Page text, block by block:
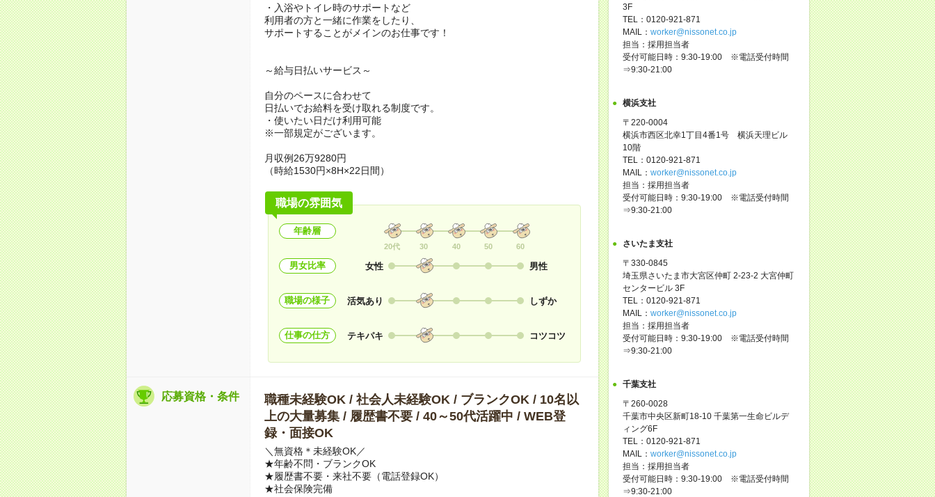
・入浴やトイレ時のサポートなど
利用者の方と一緒に作業をしたり、
サポートすることがメインのお仕事です！
～給与日払いサービス～
自分のペースに合わせて
日払いでお給料を受け取れる制度です。
・使いたい日だけ利用可能
※一部規定がございます。
月収例26万9280円
（時給1530円×8H×22日間）
職場の雰囲気
年齢層
20代 30 40 50 60
男女比率 女性 男性
職場の様子 活気あり しずか
仕事の仕方 テキパキ コツコツ
応募資格・条件
職種未経験OK / 社会人未経験OK / ブランクOK / 10名以
上の大量募集 / 履歴書不要 / 40～50代活躍中 / WEB登
録・面接OK
＼無資格＊未経験OK／
★年齢不問・ブランクOK
★履歴書不要・来社不要（電話登録OK）
★社会保険完備
3F
TEL：0120-921-871
MAIL： worker@nissonet.co.jp
担当：採用担当者
受付可能日時：9:30-19:00 ※電話受付時間
⇒9:30-21:00
横浜支社
〒220-0004
横浜市西区北幸1丁目4番1号 横浜天理ビル
10階
TEL：0120-921-871
MAIL： worker@nissonet.co.jp
担当：採用担当者
受付可能日時：9:30-19:00 ※電話受付時間
⇒9:30-21:00
さいたま支社
〒330-0845
埼玉県さいたま市大宮区仲町 2-23-2 大宮仲町
センタービル 3F
TEL：0120-921-871
MAIL： worker@nissonet.co.jp
担当：採用担当者
受付可能日時：9:30-19:00 ※電話受付時間
⇒9:30-21:00
千葉支社
〒260-0028
千葉市中央区新町18-10 千葉第一生命ビルデ
ィング6F
TEL：0120-921-871
MAIL： worker@nissonet.co.jp
担当：採用担当者
受付可能日時：9:30-19:00 ※電話受付時間
⇒9:30-21:00